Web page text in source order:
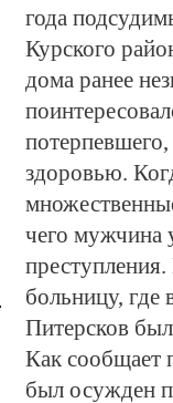
года
Курского
дома ранее
здоровью.
чего мужчина
больницу, где
Питерсков
Как сообщает
был осужден